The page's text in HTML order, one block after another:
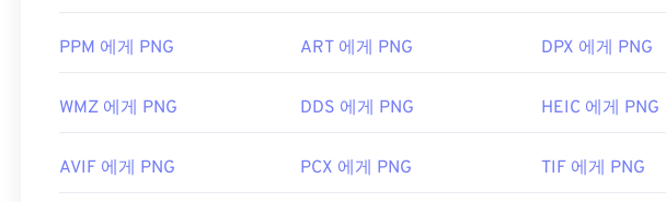
유용한 링크:
PNG에 대한 위키 문서
관련 PNG 도구:
PPM 에게 PNG ART 에게 PNG DPX 에게 PNG
WMZ 에게 PNG DDS 에게 PNG HEIC 에게 PNG
AVIF 에게 PNG PCX 에게 PNG TIF 에게 PNG